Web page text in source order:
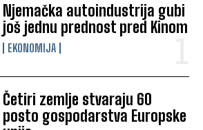
Njemačka autoindustrija gubi
još jednu prednost pred Kinom
EKONOMIJA
Četiri zemlje stvaraju 60
posto gospodarstva Europske